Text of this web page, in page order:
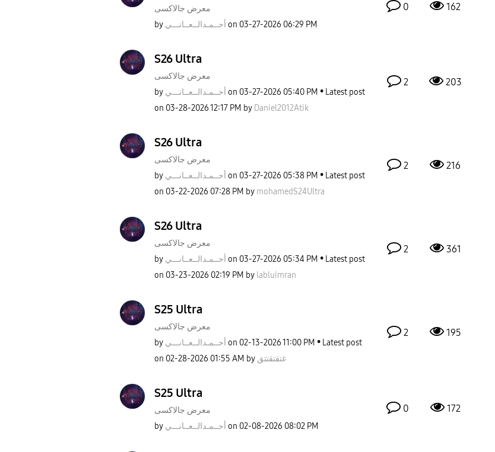
معرض جالاكسى
by
أحــمـدالــعــانـــي on ‎03-27-2026 06:29 PM
0 162
S26 Ultra
معرض جالاكسى
by
أحــمـدالــعــانـــي on ‎03-27-2026 05:40 PM
Latest post
on ‎03-28-202612:17 PM by Daniel2012Atik
2 203
S26 Ultra
معرض جالاكسى
by
أحــمـدالــعــانـــي on ‎03-27-2026 05:38 PM
Latest post
on ‎03-22-2026 07:28 PM by mohamedS24Ultra
2 216
S26 Ultra
معرض جالاكسى
by
أحــمـدالــعــانـــي on ‎03-27-2026 05:34 PM
Latest post
on ‎03-23-2026 02:19 PM by labluimran
2 361
S25 Ultra
معرض جالاكسى
by
أحــمـدالــعــانـــي on ‎02-13-202611:00 PM
Latest post
on ‎02-28-2026 01:55 AM by غتقتقتتق
2 195
S25 Ultra
معرض جالاكسى
by
أحــمـدالــعــانـــي on ‎02-08-2026 08:02 PM
0 172